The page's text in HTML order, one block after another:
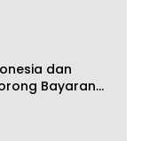
dan
Bayaran